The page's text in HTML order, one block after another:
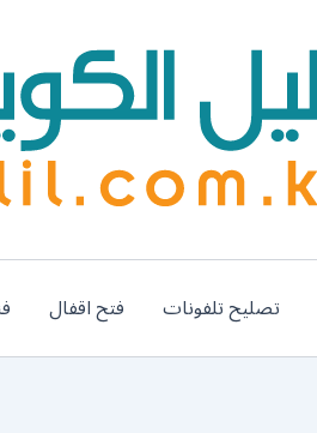
تصليح تلفونات فتح اقفال